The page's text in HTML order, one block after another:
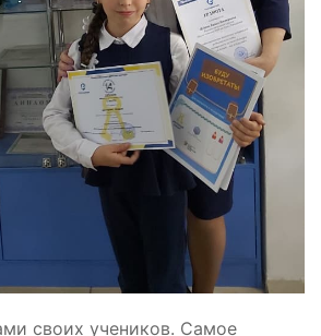
своих учеников. Самое